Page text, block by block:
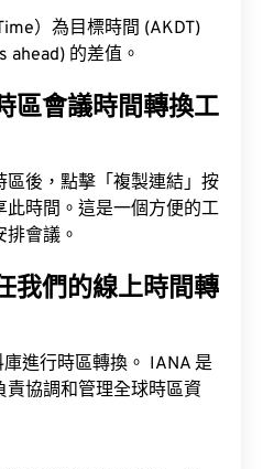
）為目標時間 (AKDT)
ahead) 的差值。
區會議時間轉換工
後，點擊「複製連結」按
時間。這是一個方便的工
會議。
我們的線上時間轉
進行時區轉換。 IANA 是
協調和管理全球時區資